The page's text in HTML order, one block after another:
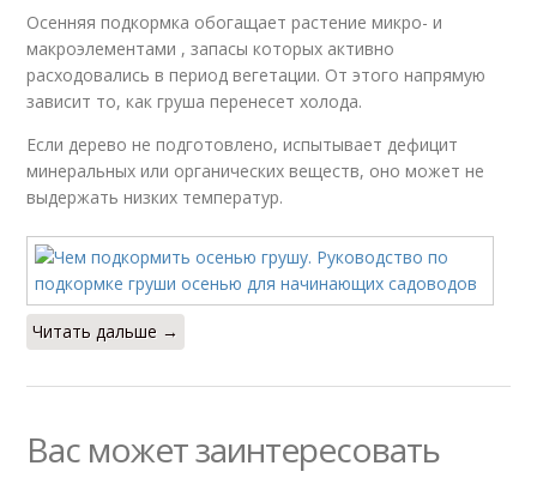
Осенняя подкормка обогащает растение микро- и
макроэлементами , запасы которых активно
расходовались в период вегетации. От этого напрямую
зависит то, как груша перенесет холода.
Если дерево не подготовлено, испытывает дефицит
минеральных или органических веществ, оно может не
выдержать низких температур.
Читать дальше →
Вас может заинтересовать